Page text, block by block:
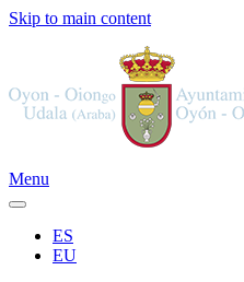
Skip to main content
Menu
ES
EU